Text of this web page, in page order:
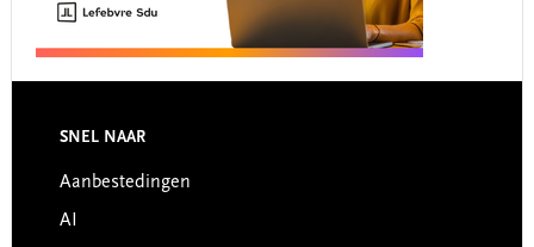
Footer
SNEL NAAR
Aanbestedingen
AI